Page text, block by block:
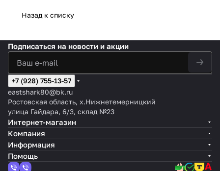
Назад к списку
Подписаться на новости и акции
+7 (928) 755-13-57
eastshark80@bk.ru
Ростовская область, х.Нижнетемерницкий
улица Гайдара, 6/3, склад №23
Интернет-магазин
Компания
Информация
Помощь